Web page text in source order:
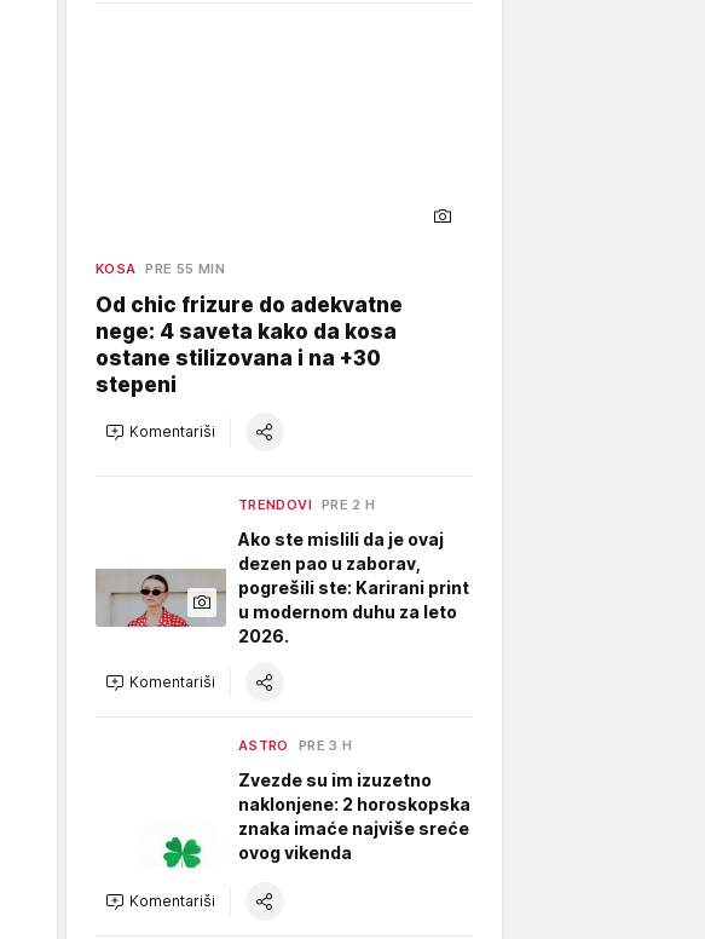
KOSA PRE 55 MIN
Od chic frizure do adekvatne
nege: 4 saveta kako da kosa
ostane stilizovana i na +30
stepeni
Komentariši
TRENDOVI PRE 2 H
Ako ste mislili da je ovaj
dezen pao u zaborav,
pogrešili ste: Karirani print
u modernom duhu za leto
2026.
Komentariši
ASTRO PRE 3 H
Zvezde su im izuzetno
naklonjene: 2 horoskopska
znaka imaće najviše sreće
ovog vikenda
Komentariši